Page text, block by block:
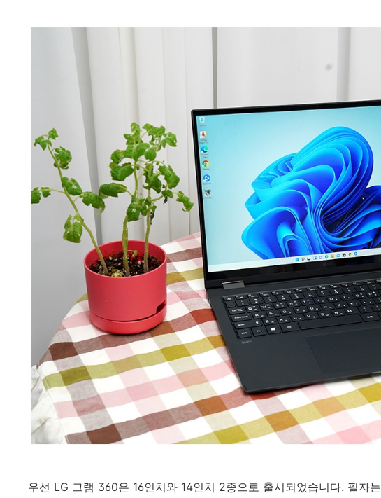
우선 LG 그램 360은 16인치와 14인치 2종으로 출시되었습니다. 필자